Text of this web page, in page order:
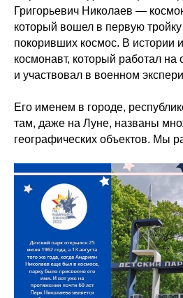
Григорьевич Николаев —
который вошел в первую
покоривших космос. В истории
космонавт, который работал на
и участвовал в военном
Его именем в городе,
там, даже на Луне, названы
географических объектов. Мы